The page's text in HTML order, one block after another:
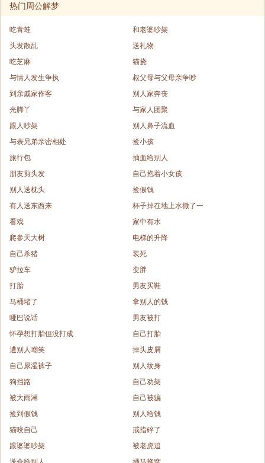
热门周公解梦
吃青蛙
和老婆吵架
头发散乱
送礼物
吃芝麻
猫挠
与情人发生争执
叔父母与父母亲争吵
到亲戚家作客
别人家奔丧
光脚丫
与家人团聚
跟人吵架
别人鼻子流血
与表兄弟亲密相处
捡小孩
旅行包
抽血给别人
朋友剪头发
自己抱着小女孩
别人送枕头
捡假钱
有人送东西来
杯子掉在地上水撒了一
看戏
家中有水
爬参天大树
电梯的升降
自己杀猪
装死
驴拉车
变胖
打胎
男友买鞋
马桶堵了
拿别人的钱
哑巴说话
男友被打
怀孕想打胎但没打成
自己打胎
遭别人嘲笑
掉头皮屑
自己尿湿裤子
别人纹身
狗挡路
自己劝架
被大雨淋
自己被骗
捡到假钱
别人给钱
猫咬自己
戒指碎了
跟婆婆吵架
被老虎追